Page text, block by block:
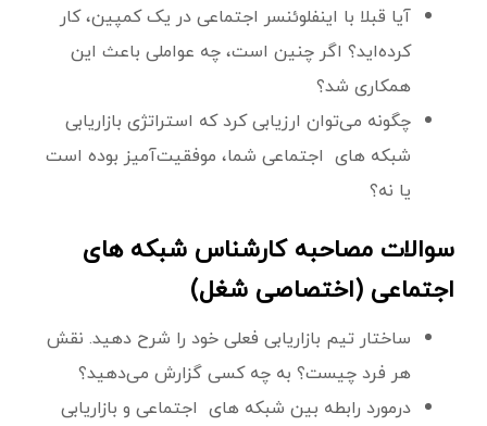
آیا قبلا با اینفلوئنسر اجتماعی در یک کمپین، کار
کرده‌اید؟ اگر چنین است، چه عواملی باعث این
همکاری شد؟
چگونه می‌توان ارزیابی کرد که استراتژی بازاریابی
شبکه های اجتماعی شما، موفقیت‌آمیز بوده است
یا نه؟
سوالات مصاحبه کارشناس شبکه های
اجتماعی (اختصاصی شغل)
ساختار تیم بازاریابی فعلی خود را شرح دهید. نقش
هر فرد چیست؟ به چه کسی گزارش می‌دهید؟
درمورد رابطه بین شبکه های اجتماعی و بازاریابی